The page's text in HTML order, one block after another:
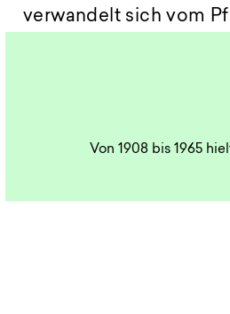
verwandelt sich vom
Von 1908 bis 1965